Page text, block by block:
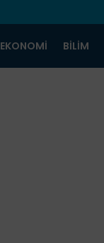
EKONOMI BILIM